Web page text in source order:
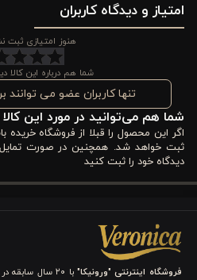
به زیبایی دیده شود و همین موضوع
اگر به دنبال جامی هستید که هم
هم در مهمانی‌ها جلوه‌ای حرفه‌ای به
سایز 20 سانت
1. جنس بلور شفاف
جام گیلاس ‌خوری ورونیکا از بلور
بلور به دلیل سطح صاف و شفافیت
و باعث می‌شود رنگ نوشیدنی‌ها به
امتیاز و دیدگاه کاربران
هنوز امتیازی ثبت
شما هم درباره این کالا
تنها کاربران عضو می توانند
شما هم می‌توانید در مورد این
اگر این محصول را قبلا از فروشگاه خریده
ثبت خواهد شد. همچنین در صورت
دیدگاه خود را ثبت کنید
فروشگاه اینترنتی "ورونیکا"
با ۲۰ سال